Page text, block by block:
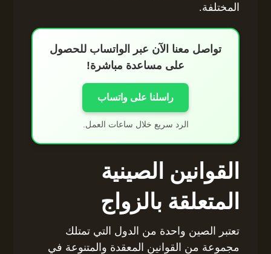
المختلفة.
تواصل معنا الآن عبر الواتساب للحصول
على مساعدة مباشرة!
راسلنا على واتساب
الرد سريع خلال ساعات العمل.
القوانين الصينية
المتعلقة بالزواج
تعتبر الصين واحدة من الدول التي تمتلك
مجموعة من القوانين المعقدة والمتنوعة في